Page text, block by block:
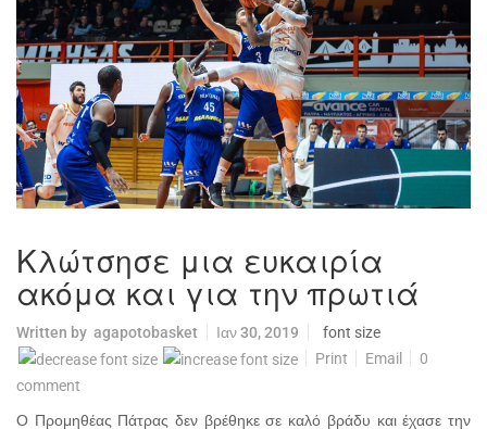
Κλώτσησε μια ευκαιρία
ακόμα και για την πρωτιά
Written by agapotobasket Ιαν 30, 2019
font size
Print
Email
0
comment
Ο Προμηθέας Πάτρας δεν βρέθηκε σε καλό βράδυ και έχασε την